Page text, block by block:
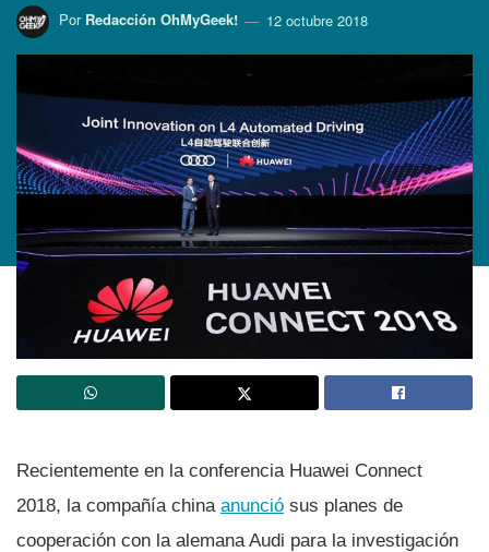
Por Redacción OhMyGeek! 12 octubre 2018
Recientemente en la conferencia Huawei Connect
2018, la compañí­a china anunció sus planes de
cooperación con la alemana Audi para la investigación